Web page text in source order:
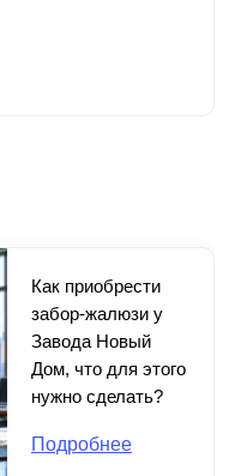
Как приобрести
забор-жалюзи у
Завода Новый
Дом, что для этого
нужно сделать?
Подробнее